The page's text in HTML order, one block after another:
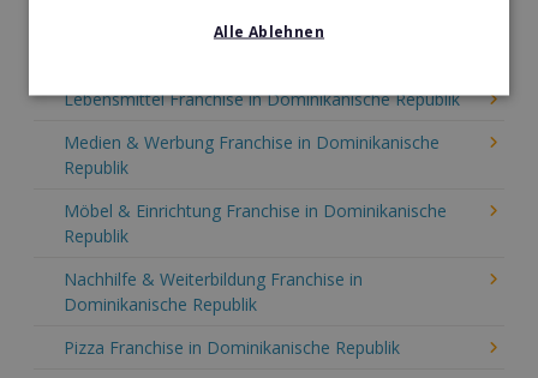
Lebensmittel Franchise in Dominikanische Republik
Medien & Werbung Franchise in Dominikanische
Republik
Möbel & Einrichtung Franchise in Dominikanische
Republik
Nachhilfe & Weiterbildung Franchise in
Dominikanische Republik
Pizza Franchise in Dominikanische Republik
Alle Ablehnen